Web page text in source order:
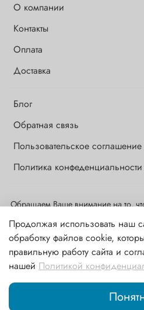
В
О компании
Контакты
Оплата
Доставка
Блог
Обратная связь
Пользовательское соглашение
Политика конфеденциальности
Обращаем Ваше внимание на то,
ни при каких условиях
размещенные на сайте, не
определяемой
Продолжая использовать наш
обработку файлов cookie,
правильную работу сайта и
нашей Политикой